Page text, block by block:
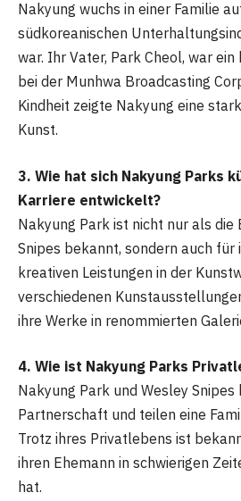
Nakyung wuchs in einer Familie
südkoreanischen
war. Ihr Vater, Park Cheol, war
bei der Munhwa Broadcasting
Kindheit zeigte Nakyung eine
Kunst.
3. Wie hat sich Nakyung Parks
Karriere entwickelt?
Nakyung Park ist nicht nur als die
Snipes bekannt, sondern auch für
kreativen Leistungen in der
verschiedenen
ihre Werke in renommierten
4. Wie ist Nakyung Parks
Nakyung Park und Wesley
Partnerschaft und teilen eine
Trotz ihres Privatlebens ist
ihren Ehemann in schwierigen
hat.